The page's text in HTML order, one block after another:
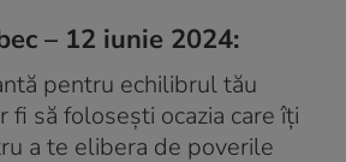
– 12 iunie 2024:
pentru echilibrul tău
fi să folosești ocazia care îți
a te elibera de poverile